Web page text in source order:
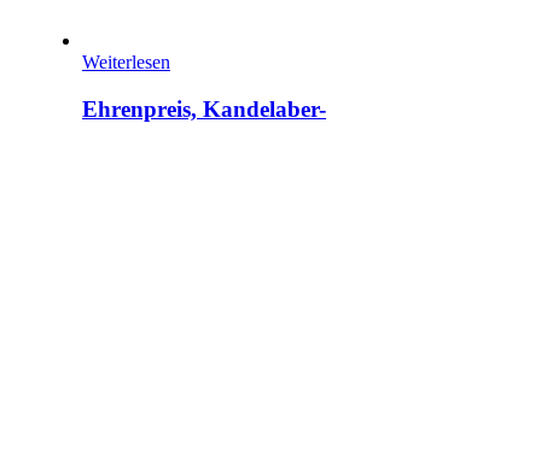
Weiterlesen
Ehrenpreis, Kandelaber-